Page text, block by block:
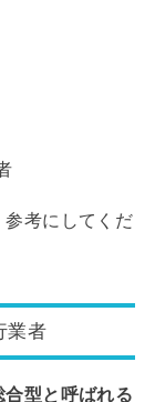
参考にしてくだ
業者
合型と呼ばれる